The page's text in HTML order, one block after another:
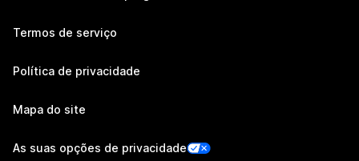
Termos de serviço
Política de privacidade
Mapa do site
As suas opções de privacidade